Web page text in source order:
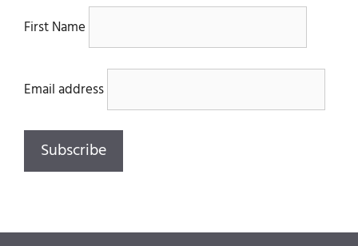
First Name
Email address